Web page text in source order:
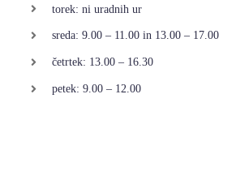
torek: ni uradnih ur
sreda: 9.00 – 11.00 in 13.00 – 17.00
četrtek: 13.00 – 16.30
petek: 9.00 – 12.00